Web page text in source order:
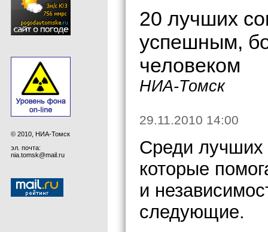
© 2010, НИА-Томск
эл. почта:
nia.tomsk@mail.ru
20 лучших
успешным,
человеком
НИА-Томск
29.11.2010 14:00
Среди лучших
которые
и
следующие.